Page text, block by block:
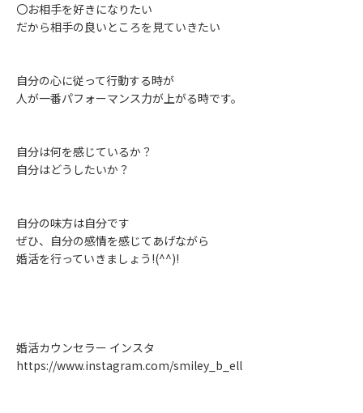
〇お相手を好きになりたい
だから相手の良いところを見ていきたい
自分の心に従って行動する時が
人が一番パフォーマンス力が上がる時です。
自分は何を感じているか？
自分はどうしたいか？
自分の味方は自分です
ぜひ、自分の感情を感じてあげながら
婚活を行っていきましょう!(^^)!
婚活カウンセラー インスタ
https://www.instagram.com/smiley_b_ell